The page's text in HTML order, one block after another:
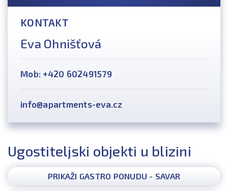
KONTAKT
Eva Ohnišťová
Mob: +420 602491579
info@apartments-eva.cz
Ugostiteljski objekti u blizini
PRIKAŽI GASTRO PONUDU - SAVAR